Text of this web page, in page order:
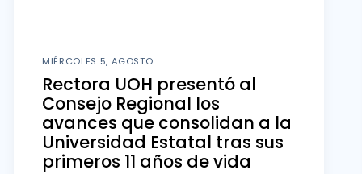
MIÉRCOLES 5, AGOSTO
Rectora UOH presentó al
Consejo Regional los
avances que consolidan a la
Universidad Estatal tras sus
primeros 11 años de vida